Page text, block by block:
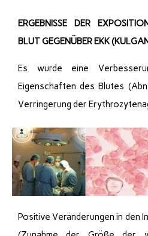
ERGEBNISSE DER
BLUT GEGENÜBER EKK
Es wurde eine
Eigenschaften des Blutes
Verringerung der
Positive Veränderungen in den